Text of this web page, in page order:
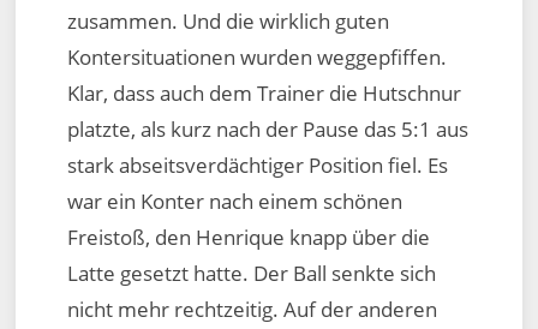
zusammen. Und die wirklich guten
Kontersituationen wurden weggepfiffen.
Klar, dass auch dem Trainer die Hutschnur
platzte, als kurz nach der Pause das 5:1 aus
stark abseitsverdächtiger Position fiel. Es
war ein Konter nach einem schönen
Freistoß, den Henrique knapp über die
Latte gesetzt hatte. Der Ball senkte sich
nicht mehr rechtzeitig. Auf der anderen